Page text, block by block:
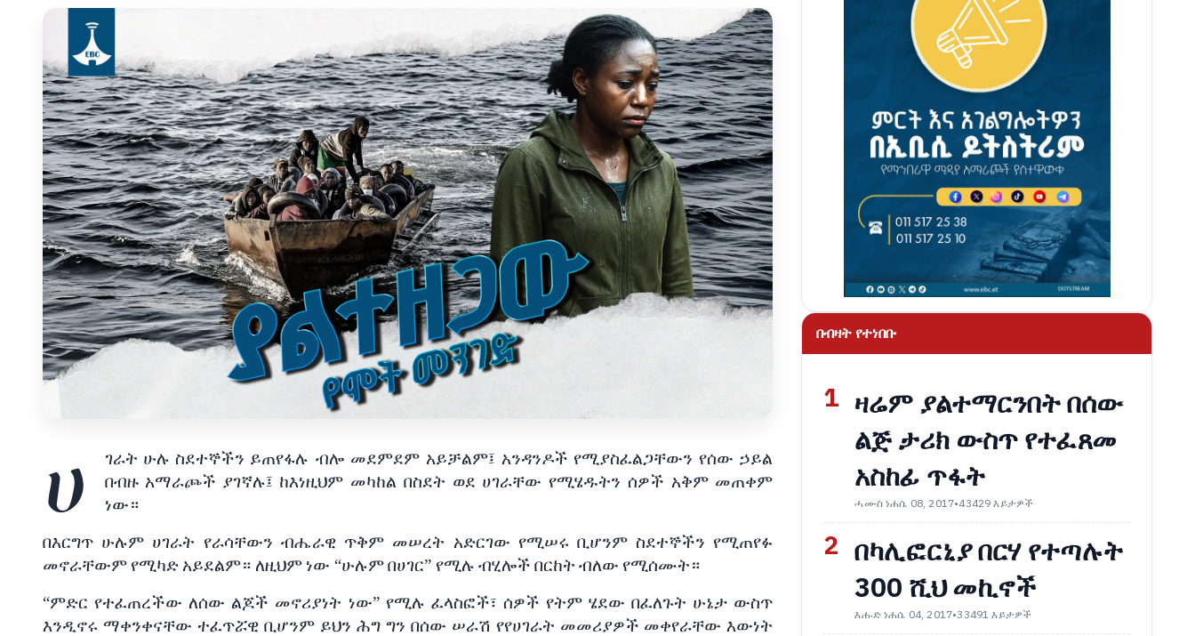
ሀ ገራት ሁሉ ስደተኞችን ይጠየፋሉ ብሎ መደምደም አይቻልም፤ አንዳንዶች የሚያስፈልጋቸውን የሰው ኃይል
በብዙ አማራጮች ያገኛሉ፤ ከእነዚህም መካከል በስደት ወደ ሀገራቸው የሚሄዱትን ሰዎች አቅም መጠቀም
ነው።
በእርግጥ ሁሉም ሀገራት የራሳቸውን ብሔራዊ ጥቅም መሠረት አድርገው የሚሠሩ ቢሆንም ስደተኞችን የሚጠየፉ
መኖራቸውም የሚካድ አይደልም። ለዚህም ነው “ሁሉምበሀገር” የሚሉ ብሂሎች በርከት ብለው የሚሰሙት።
“ምድር የተፈጠረችው ለሰው ልጆች መኖሪያነት ነው” የሚሉ ፈላስፎች፣ ሰዎች የትም ሄደው በፈለጉት ሁኔታ ውስጥ
እንዲኖሩ ማቀንቀናቸው ተፈጥሯዊ ቢሆንም ይህን ሕግ ግን በሰው ሠራሽ የየሀገራት መመሪያዎች መቀየራቸው እውነት
በብዛት የተነበቡ
1 ዛሬም ያልተማርንበት በሰው
ልጅ ታሪክ ውስጥ የተፈጸመ
አስከፊ ጥፋት
ሓሙስ ነሐሴ 08, 2017•43429 እይታዎች
2 በካሊፎርኒያ በርሃ የተጣሉት
300 ሺህ መኪኖች
እሑድ ነሐሴ 04, 2017•33491 እይታዎች